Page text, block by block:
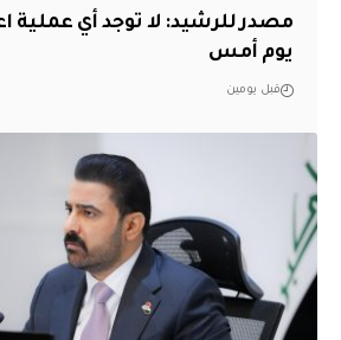
مصدر للرشيد: لا توجد أي عملية
يوم أمس
قبل يومين